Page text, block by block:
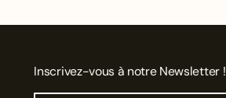
Inscrivez-vous à notre Newsletter !